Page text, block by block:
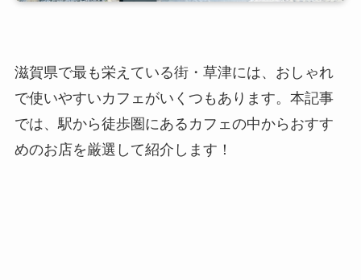
滋賀県で最も栄えている街・草津には、おしゃれ
で使いやすいカフェがいくつもあります。本記事
では、駅から徒歩圏にあるカフェの中からおすす
めのお店を厳選して紹介します！